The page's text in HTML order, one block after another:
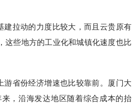
拉动的力度比较大，而且云贵原有
这些地方的工业化和城镇化速度也比
省份经济增速也比较靠前。厦门大
，沿海发达地区随着综合成本的抬